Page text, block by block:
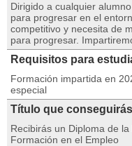
Dirigido a cualquier
para progresar en el
competitivo y necesita de
para progresar.
Requisitos para
Formación impartida en
especial
Título que conseguirás
Recibirás un Diploma de
Formación en el Empleo